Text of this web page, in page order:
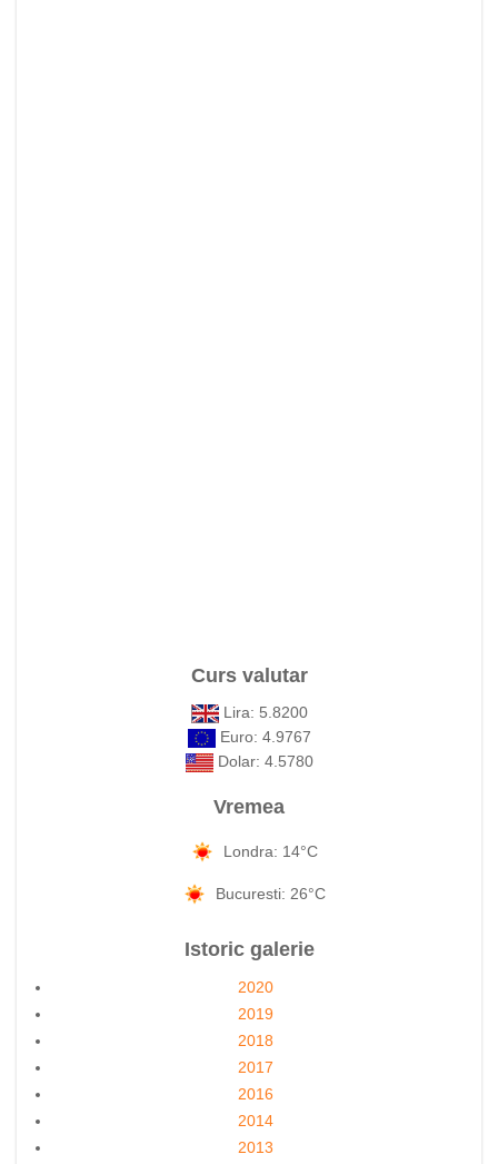
Curs valutar
Lira: 5.8200
Euro: 4.9767
Dolar: 4.5780
Vremea
Londra: 14°C
Bucuresti: 26°C
Istoric galerie
2020
2019
2018
2017
2016
2014
2013